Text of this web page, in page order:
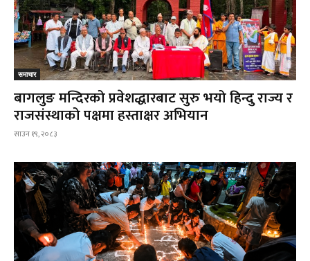
समाचार
बागलुङ मन्दिरको प्रवेशद्धारबाट सुरु भयो हिन्दु राज्य र
राजसंस्थाको पक्षमा हस्ताक्षर अभियान
साउन १९, २०८३